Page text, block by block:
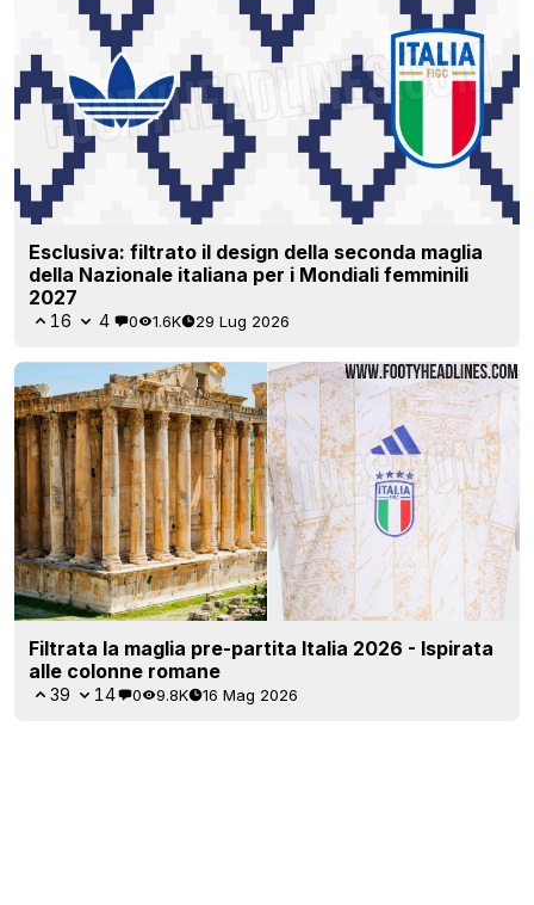
Esclusiva: filtrato il design della seconda maglia
della Nazionale italiana per i Mondiali femminili
2027
16 4 0 1.6K 29 Lug 2026
Filtrata la maglia pre-partita Italia 2026 - Ispirata
alle colonne romane
39 14 0 9.8K 16 Mag 2026